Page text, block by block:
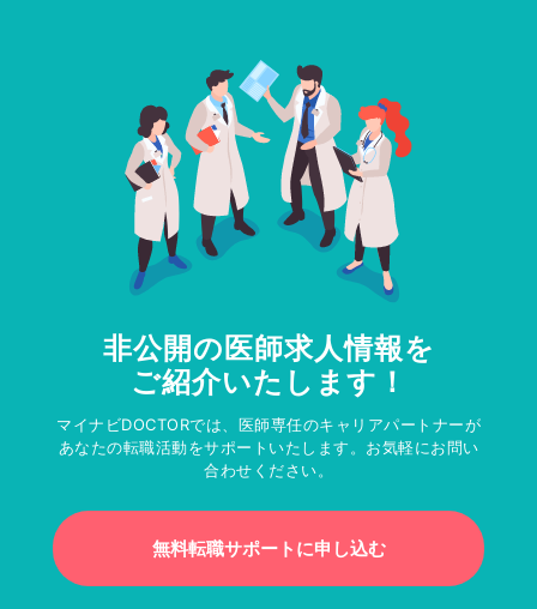
非公開の医師求人情報を
ご紹介いたします！
マイナビDOCTORでは、医師専任のキャリアパートナーが
あなたの転職活動をサポートいたします。お気軽にお問い
合わせください。
無料転職サポートに申し込む